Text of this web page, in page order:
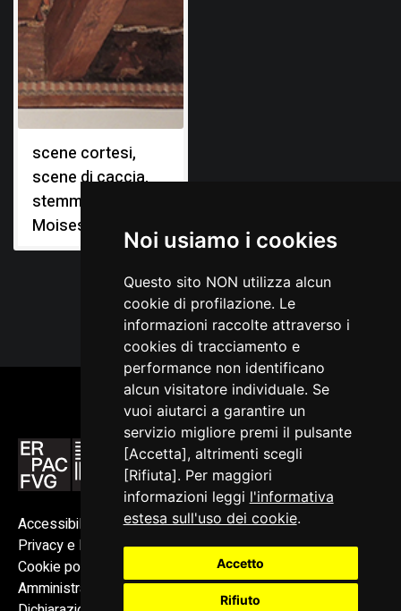
Noi usiamo i cookies
Questo sito NON utilizza alcun
cookie di profilazione. Le
informazioni raccolte attraverso i
cookies di tracciamento e
performance non identificano
alcun visitatore individuale. Se
vuoi aiutarci a garantire un
servizio migliore premi il pulsante
[Accetta], altrimenti scegli
[Rifiuta]. Per maggiori
informazioni leggi l'informativa
estesa sull'uso dei cookie.
Accetto
Rifiuto
scene cortesi,
scene di caccia,
stemma gentilizio:
Moises
Accessibilità
Privacy e Note legali
Cookie policy
Amministrazione trasparente